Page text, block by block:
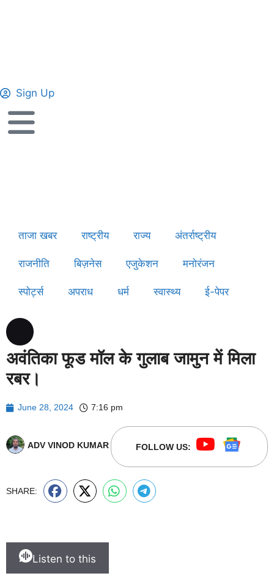
Sign Up
ताजा खबर राष्ट्रीय राज्य अंतर्राष्ट्रीय
राजनीति बिज़नेस एजुकेशन मनोरंजन
स्पोर्ट्स अपराध धर्म स्वास्थ्य ई-पेपर
अवंतिका फूड मॉल के गुलाब जामुन में मिला
रबर।
June 28, 2024 7:16 pm
ADV VINOD KUMAR FOLLOW US:
SHARE:
Listen to this